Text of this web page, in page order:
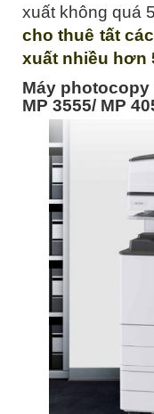
xuất không quá
cho thuê tất
xuất nhiều hơn
Máy photocopy
MP 3555/ MP